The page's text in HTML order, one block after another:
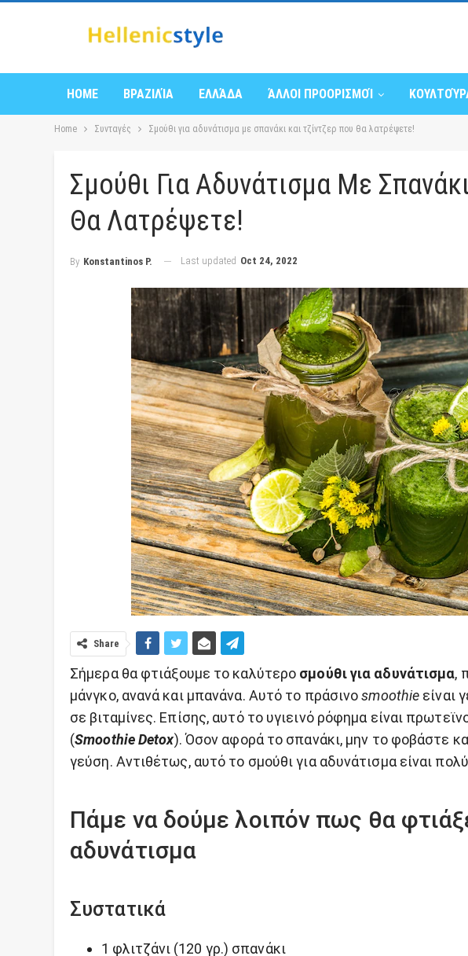
HOME ΒΡΑΖΙΛΊΑ ΕΛΛΆΔΑ ΆΛΛΟΙ ΠΡΟΟΡΙΣΜΟΊ
Home Συνταγές Σμούθι για αδυνάτισμα με σπανάκι και τζίντζερ που θα λατρέψετε!
Σμούθι Για Αδυνάτισμα Με
Θα Λατρέψετε!
By Konstantinos P. Last updated Oct 24, 2022
Share
Σήμερα θα φτιάξουμε το καλύτερο σμούθι για αδυνάτισμα,
μάνγκο, ανανά και μπανάνα. Αυτό το πράσινοsmoothie είναι
σε βιταμίνες. Επίσης, αυτό το υγιεινό ρόφημα είναι
(Smoothie Detox). Όσον αφορά το σπανάκι, μην το φοβάστε
γεύση. Αντιθέτως, αυτό το σμούθι για αδυνάτισμα είναι
Πάμε να δούμε λοιπόν πως θα
αδυνάτισμα
Συστατικά
1 φλιτζάνι (120 γρ.) σπανάκι